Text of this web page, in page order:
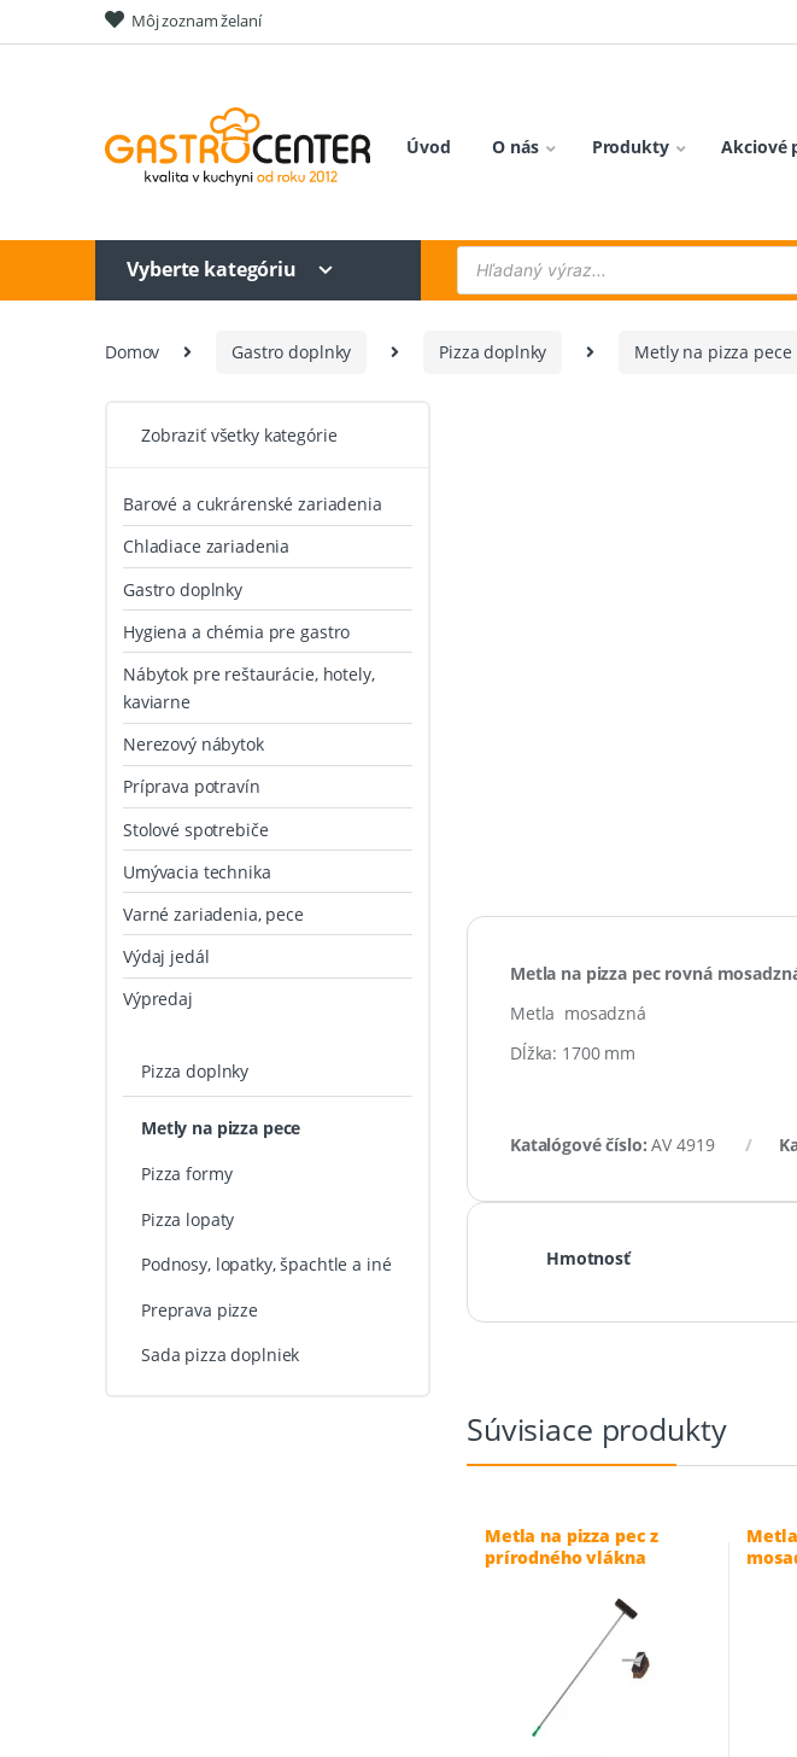
to
to
Môj zoznam želaní
Úvod O nás Produkty Akciové
Vyberte kategóriu
Products
search
Domov Gastro doplnky Pizza doplnky Metly na pizza pece
Metla na pizza pec rovná
Metla mosadzná
Dĺžka: 1700 mm
Katalógové číslo:AV 4919
Hmotnosť
Súvisiace produkty
Metla na pizza pec z
prírodného vlákna
Zobraziť všetky kategórie
Barové a cukrárenské zariadenia
Chladiace zariadenia
Gastro doplnky
Hygiena a chémia pre gastro
Nábytok pre reštaurácie, hotely,
kaviarne
Nerezový nábytok
Príprava potravín
Stolové spotrebiče
Umývacia technika
Varné zariadenia, pece
Výdaj jedál
Výpredaj
Pizza doplnky
Metly na pizza pece
Pizza formy
Pizza lopaty
Podnosy, lopatky, špachtle a iné
Preprava pizze
Sada pizza doplniek